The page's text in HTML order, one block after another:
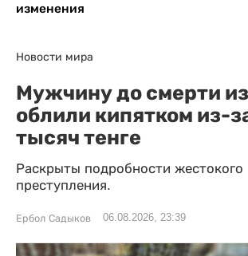
изменения
Новости мира
Мужчину до смерти
облили кипятком из-
тысяч тенге
Раскрыты подробности жестокого
преступления.
Ербол Садыков 06.08.2026, 23:39